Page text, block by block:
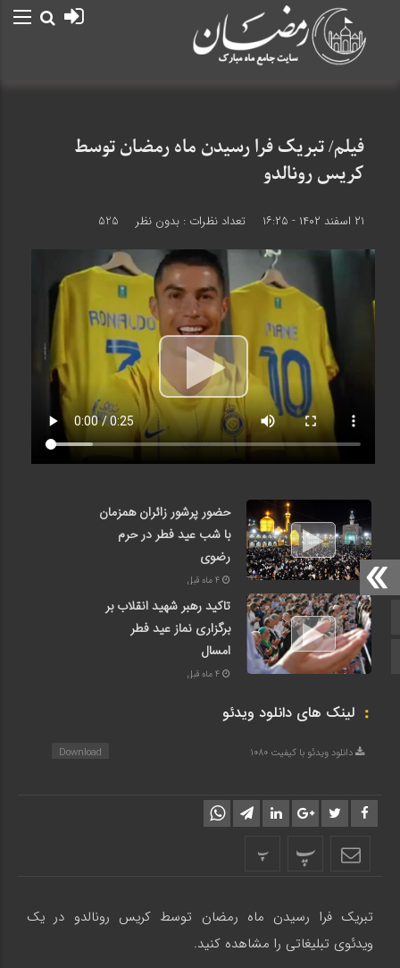
صفحه اصلی
اینستاگرام
فیلم/ تبریک فرا رسیدن ماه رمضان توسط
کریس رونالدو
۲۱ اسفند ۱۴۰۲ - ۱۶:۲۵ تعداد نظرات : بدون نظر
حضور پرشور زائران همزمان
با شب عید فطر در حرم
رضوی
4 ماه قبل
تاکید رهبر شهید انقلاب بر
برگزاری نماز عید فطر
امسال
4 ماه قبل
لینک های دانلود ویدئو
دانلود ویدئو با کیفیت 1080 Download
پ پ
تبریک فرا رسیدن ماه رمضان توسط کریس رونالدو در یک
ویدئوی تبلیغاتی را مشاهده کنید.